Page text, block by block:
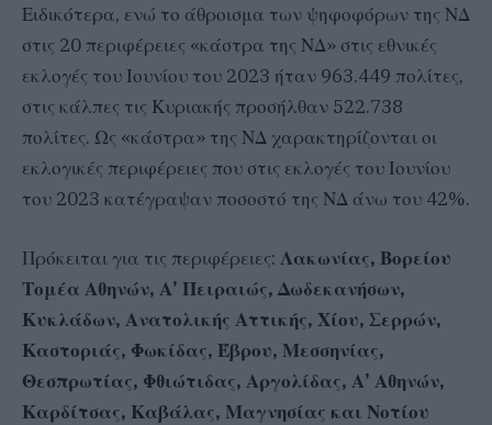
Ειδικότερα, ενώ το άθροισμα των ψηφοφόρων της ΝΔ
στις 20 περιφέρειες «κάστρα της ΝΔ» στις εθνικές
εκλογές του Ιουνίου του 2023 ήταν 963.449 πολίτες,
στις κάλπες τις Κυριακής προσήλθαν 522.738
πολίτες. Ως «κάστρα» της ΝΔ χαρακτηρίζονται οι
εκλογικές περιφέρειες που στις εκλογές του Ιουνίου
του 2023 κατέγραψαν ποσοστό της ΝΔ άνω του 42%.
Πρόκειται για τις περιφέρειες: Λακωνίας, Βορείου
Τομέα Αθηνών, Α’ Πειραιώς, Δωδεκανήσων,
Κυκλάδων, Ανατολικής Αττικής, Χίου, Σερρών,
Καστοριάς, Φωκίδας, Έβρου, Μεσσηνίας,
Θεσπρωτίας, Φθιώτιδας, Αργολίδας, Α’ Αθηνών,
Καρδίτσας, Καβάλας, Μαγνησίας και Νοτίου